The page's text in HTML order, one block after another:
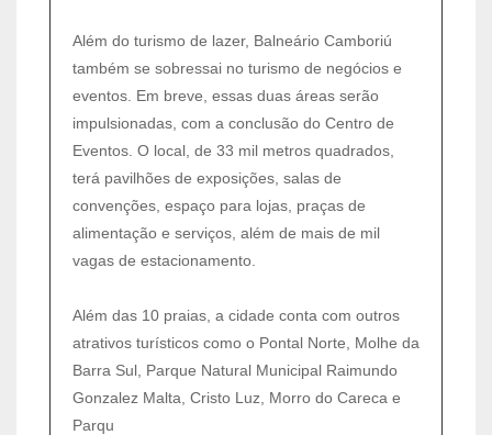
Além do turismo de lazer, Balneário Camboriú
também se sobressai no turismo de negócios e
eventos. Em breve, essas duas áreas serão
impulsionadas, com a conclusão do Centro de
Eventos. O local, de 33 mil metros quadrados,
terá pavilhões de exposições, salas de
convenções, espaço para lojas, praças de
alimentação e serviços, além de mais de mil
vagas de estacionamento.
Além das 10 praias, a cidade conta com outros
atrativos turísticos como o Pontal Norte, Molhe da
Barra Sul, Parque Natural Municipal Raimundo
Gonzalez Malta, Cristo Luz, Morro do Careca e
Parqu